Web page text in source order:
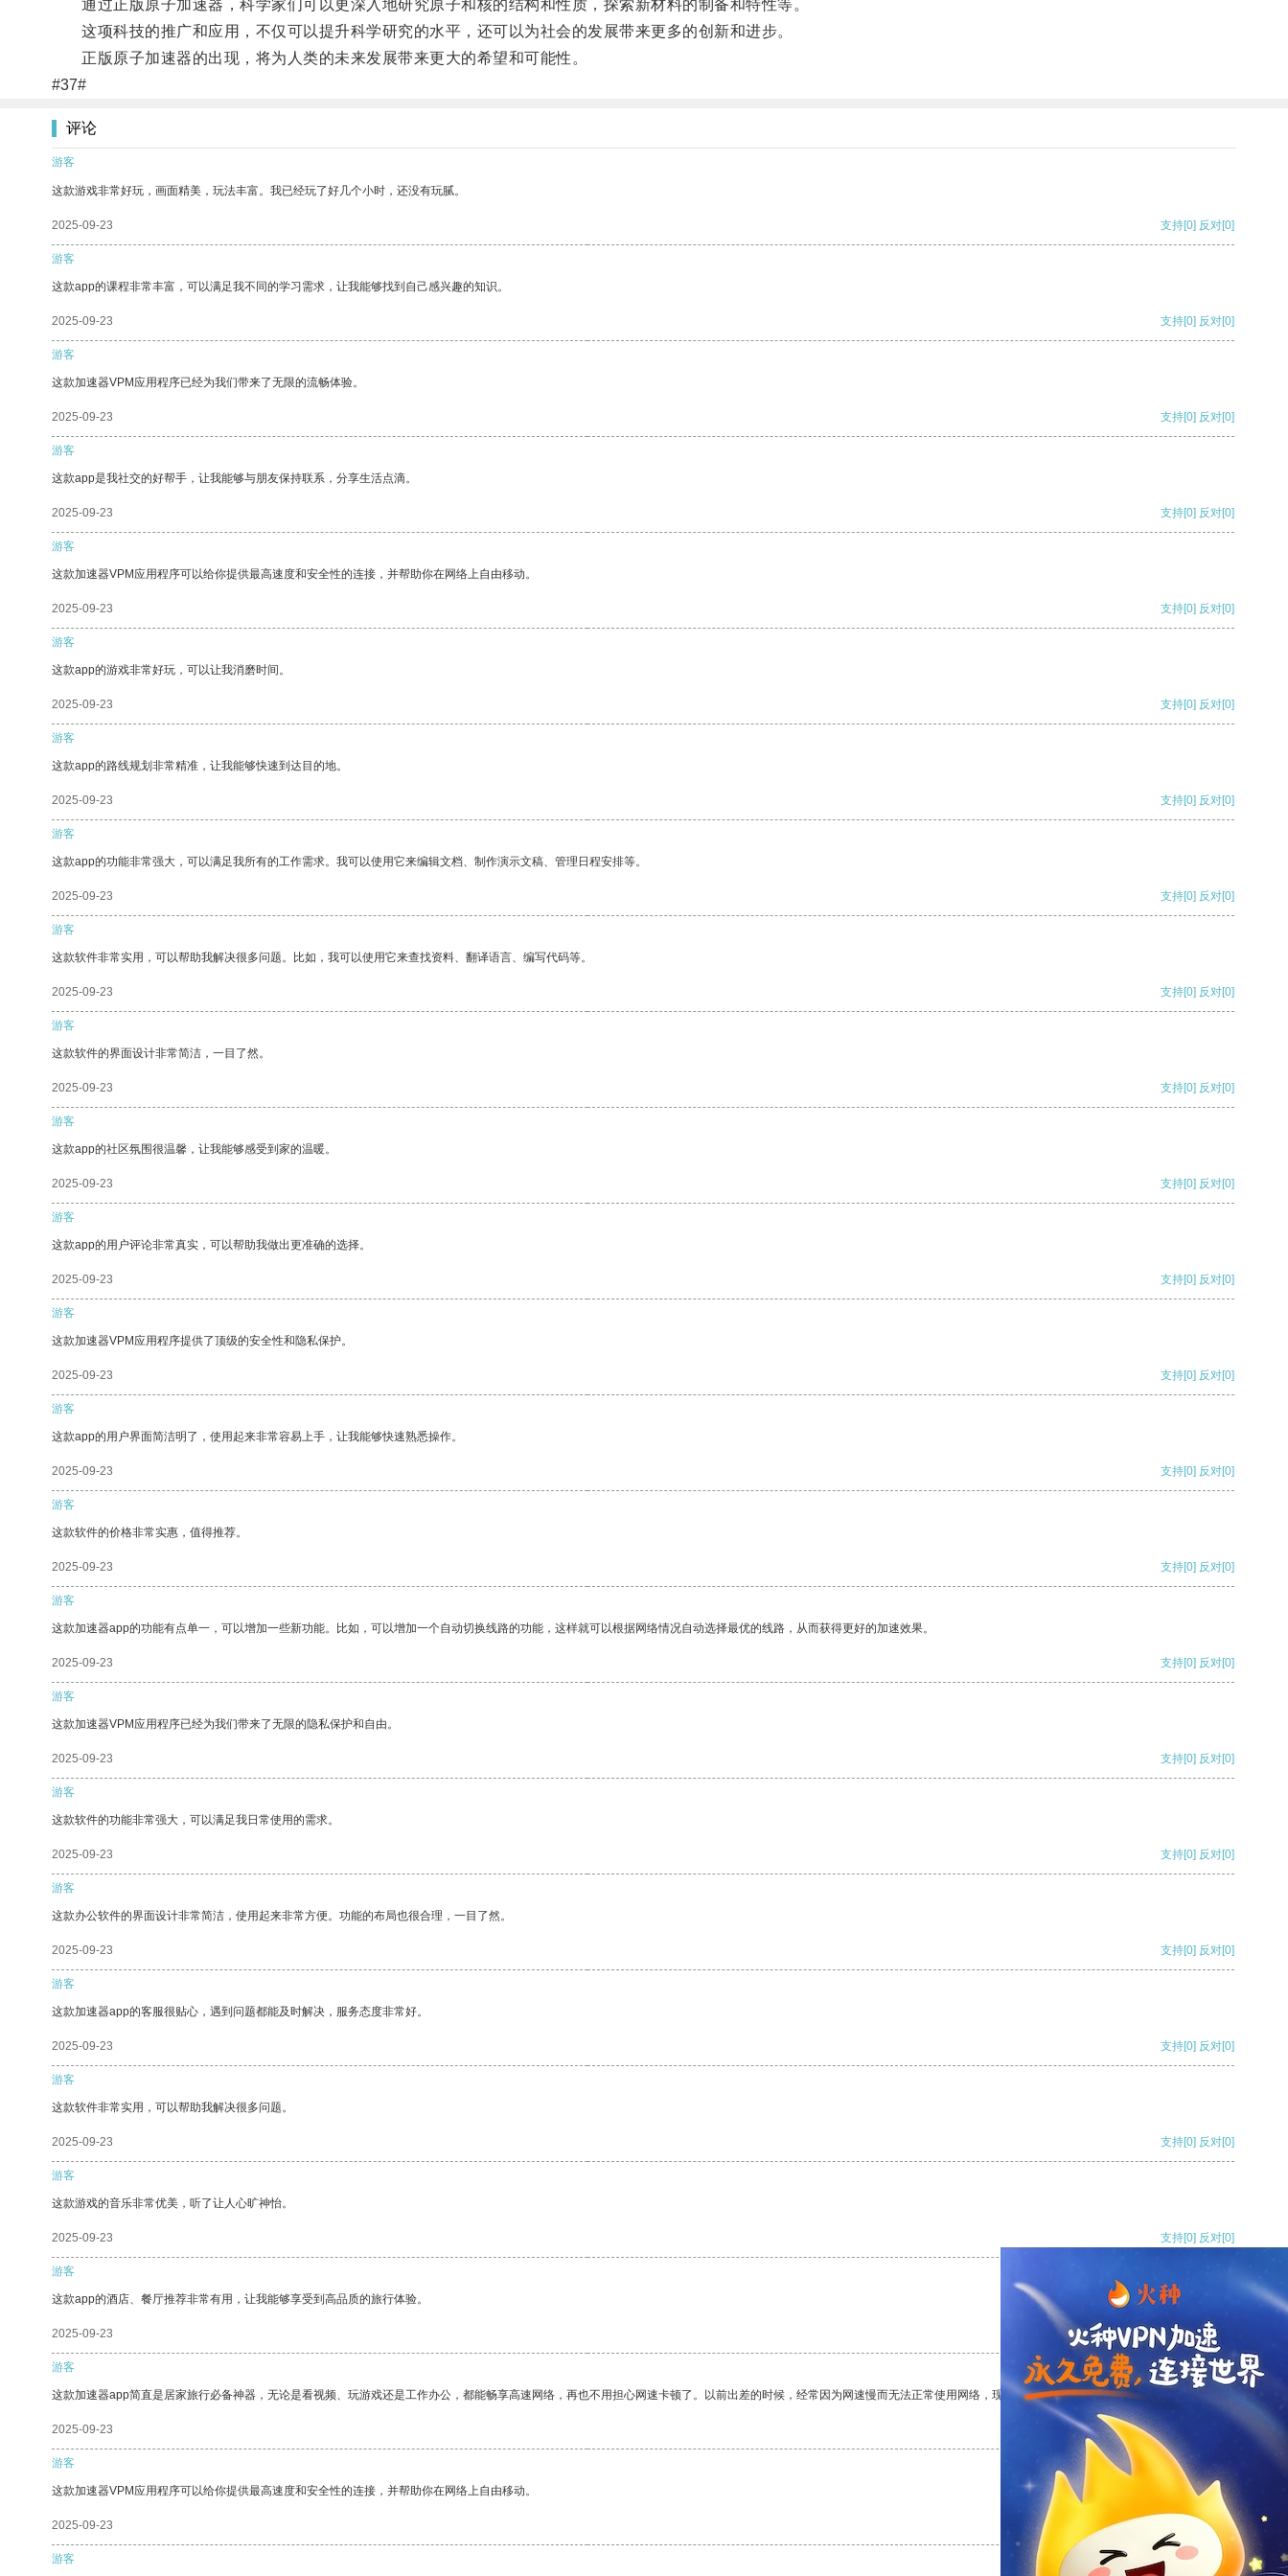
通过正版原子加速器，科学家们可以更深入地研究原子和核的结构和性质，探索新材料的制备和特性等。
这项科技的推广和应用，不仅可以提升科学研究的水平，还可以为社会的发展带来更多的创新和进步。
正版原子加速器的出现，将为人类的未来发展带来更大的希望和可能性。
#37#
评论
游客
这款游戏非常好玩，画面精美，玩法丰富。我已经玩了好几个小时，还没有玩腻。
2025-09-23 支持[0] 反对[0]
游客
这款app的课程非常丰富，可以满足我不同的学习需求，让我能够找到自己感兴趣的知识。
2025-09-23 支持[0] 反对[0]
游客
这款加速器VPM应用程序已经为我们带来了无限的流畅体验。
2025-09-23 支持[0] 反对[0]
游客
这款app是我社交的好帮手，让我能够与朋友保持联系，分享生活点滴。
2025-09-23 支持[0] 反对[0]
游客
这款加速器VPM应用程序可以给你提供最高速度和安全性的连接，并帮助你在网络上自由移动。
2025-09-23 支持[0] 反对[0]
游客
这款app的游戏非常好玩，可以让我消磨时间。
2025-09-23 支持[0] 反对[0]
游客
这款app的路线规划非常精准，让我能够快速到达目的地。
2025-09-23 支持[0] 反对[0]
游客
这款app的功能非常强大，可以满足我所有的工作需求。我可以使用它来编辑文档、制作演示文稿、管理日程安排等。
2025-09-23 支持[0] 反对[0]
游客
这款软件非常实用，可以帮助我解决很多问题。比如，我可以使用它来查找资料、翻译语言、编写代码等。
2025-09-23 支持[0] 反对[0]
游客
这款软件的界面设计非常简洁，一目了然。
2025-09-23 支持[0] 反对[0]
游客
这款app的社区氛围很温馨，让我能够感受到家的温暖。
2025-09-23 支持[0] 反对[0]
游客
这款app的用户评论非常真实，可以帮助我做出更准确的选择。
2025-09-23 支持[0] 反对[0]
游客
这款加速器VPM应用程序提供了顶级的安全性和隐私保护。
2025-09-23 支持[0] 反对[0]
游客
这款app的用户界面简洁明了，使用起来非常容易上手，让我能够快速熟悉操作。
2025-09-23 支持[0] 反对[0]
游客
这款软件的价格非常实惠，值得推荐。
2025-09-23 支持[0] 反对[0]
游客
这款加速器app的功能有点单一，可以增加一些新功能。比如，可以增加一个自动切换线路的功能，这样就可以根据网络情况自动选择最优的线路，从而获得更好的加速效果。
2025-09-23 支持[0] 反对[0]
游客
这款加速器VPM应用程序已经为我们带来了无限的隐私保护和自由。
2025-09-23 支持[0] 反对[0]
游客
这款软件的功能非常强大，可以满足我日常使用的需求。
2025-09-23 支持[0] 反对[0]
游客
这款办公软件的界面设计非常简洁，使用起来非常方便。功能的布局也很合理，一目了然。
2025-09-23 支持[0] 反对[0]
游客
这款加速器app的客服很贴心，遇到问题都能及时解决，服务态度非常好。
2025-09-23 支持[0] 反对[0]
游客
这款软件非常实用，可以帮助我解决很多问题。
2025-09-23 支持[0] 反对[0]
游客
这款游戏的音乐非常优美，听了让人心旷神怡。
2025-09-23 支持[0] 反对[0]
游客
这款app的酒店、餐厅推荐非常有用，让我能够享受到高品质的旅行体验。
2025-09-23 支持[0] 反对
游客
这款加速器app简直是居家旅行必备神器，无论是看视频、玩游戏还是工作办公，都能畅享高速网络，再也不用担心网速卡顿了。以前出差的时候，经常因为网速慢而无法正常使用网络，现在有了这个app，我再也不用担心了。
2025-09-23 支持
游客
这款加速器VPM应用程序可以给你提供最高速度和安全性的连接，并帮助你在网络上自由移动。
2025-09-23 反对 [0]
游客